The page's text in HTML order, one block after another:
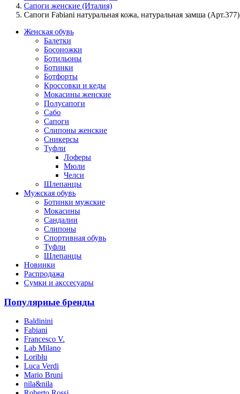
Сапоги женские (Италия)
Сапоги Fabiani натуральная кожа, натуральная замша (Арт.377)
Женская обувь
Балетки
Босоножки
Ботильоны
Ботинки
Ботфорты
Кроссовки и кеды
Мокасины женские
Полусапоги
Сабо
Сапоги
Слипоны женские
Сникерсы
Туфли
Лоферы
Мюли
Челси
Шлепанцы
Мужская обувь
Ботинки мужские
Мокасины
Сандалии
Слипоны
Спортивная обувь
Туфли
Шлепанцы
Новинки
Распродажа
Сумки и акссесуары
Популярные бренды
Baldinini
Fabiani
Francesco V.
Lab Milano
Loriblu
Luca Verdi
Mario Bruni
nila&nila